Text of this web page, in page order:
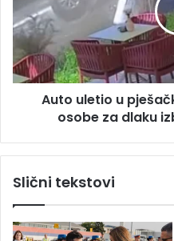
u
k
h
i
t
a
p
u
l
e
t
i
š
k
Auto uletio u
osobe za dlaku
Slični tekstovi